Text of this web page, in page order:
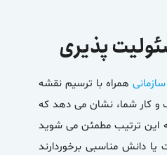
همراه با ترسیم نقشه
و کار شما، نشان می دهد که
این ترتیب مطمئن می شوید
یا دانش مناسبی برخوردارند